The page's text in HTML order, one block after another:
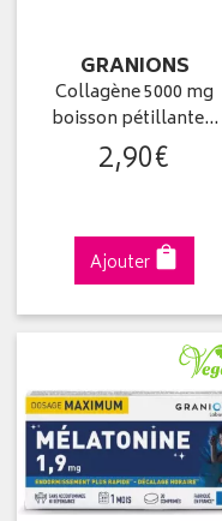
GRANIONS
Collagène 5000 mg
boisson pétillante…
2,90€
Ajouter